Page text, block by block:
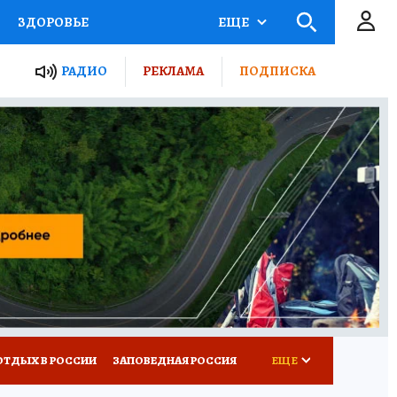
ЗДОРОВЬЕ
ПРОЕКТЫ РОССИИ
ПУТЕВОДИТЕЛЬ
ТУРИЗМ
ПОТРЕБИТЕЛЯ ВСЕ О КП
ЕЩЕ
РАДИО РЕКЛАМА ПОДПИСКА
В РОССИИ ЗАПОВЕДНАЯ РОССИЯ ЕЩЕ